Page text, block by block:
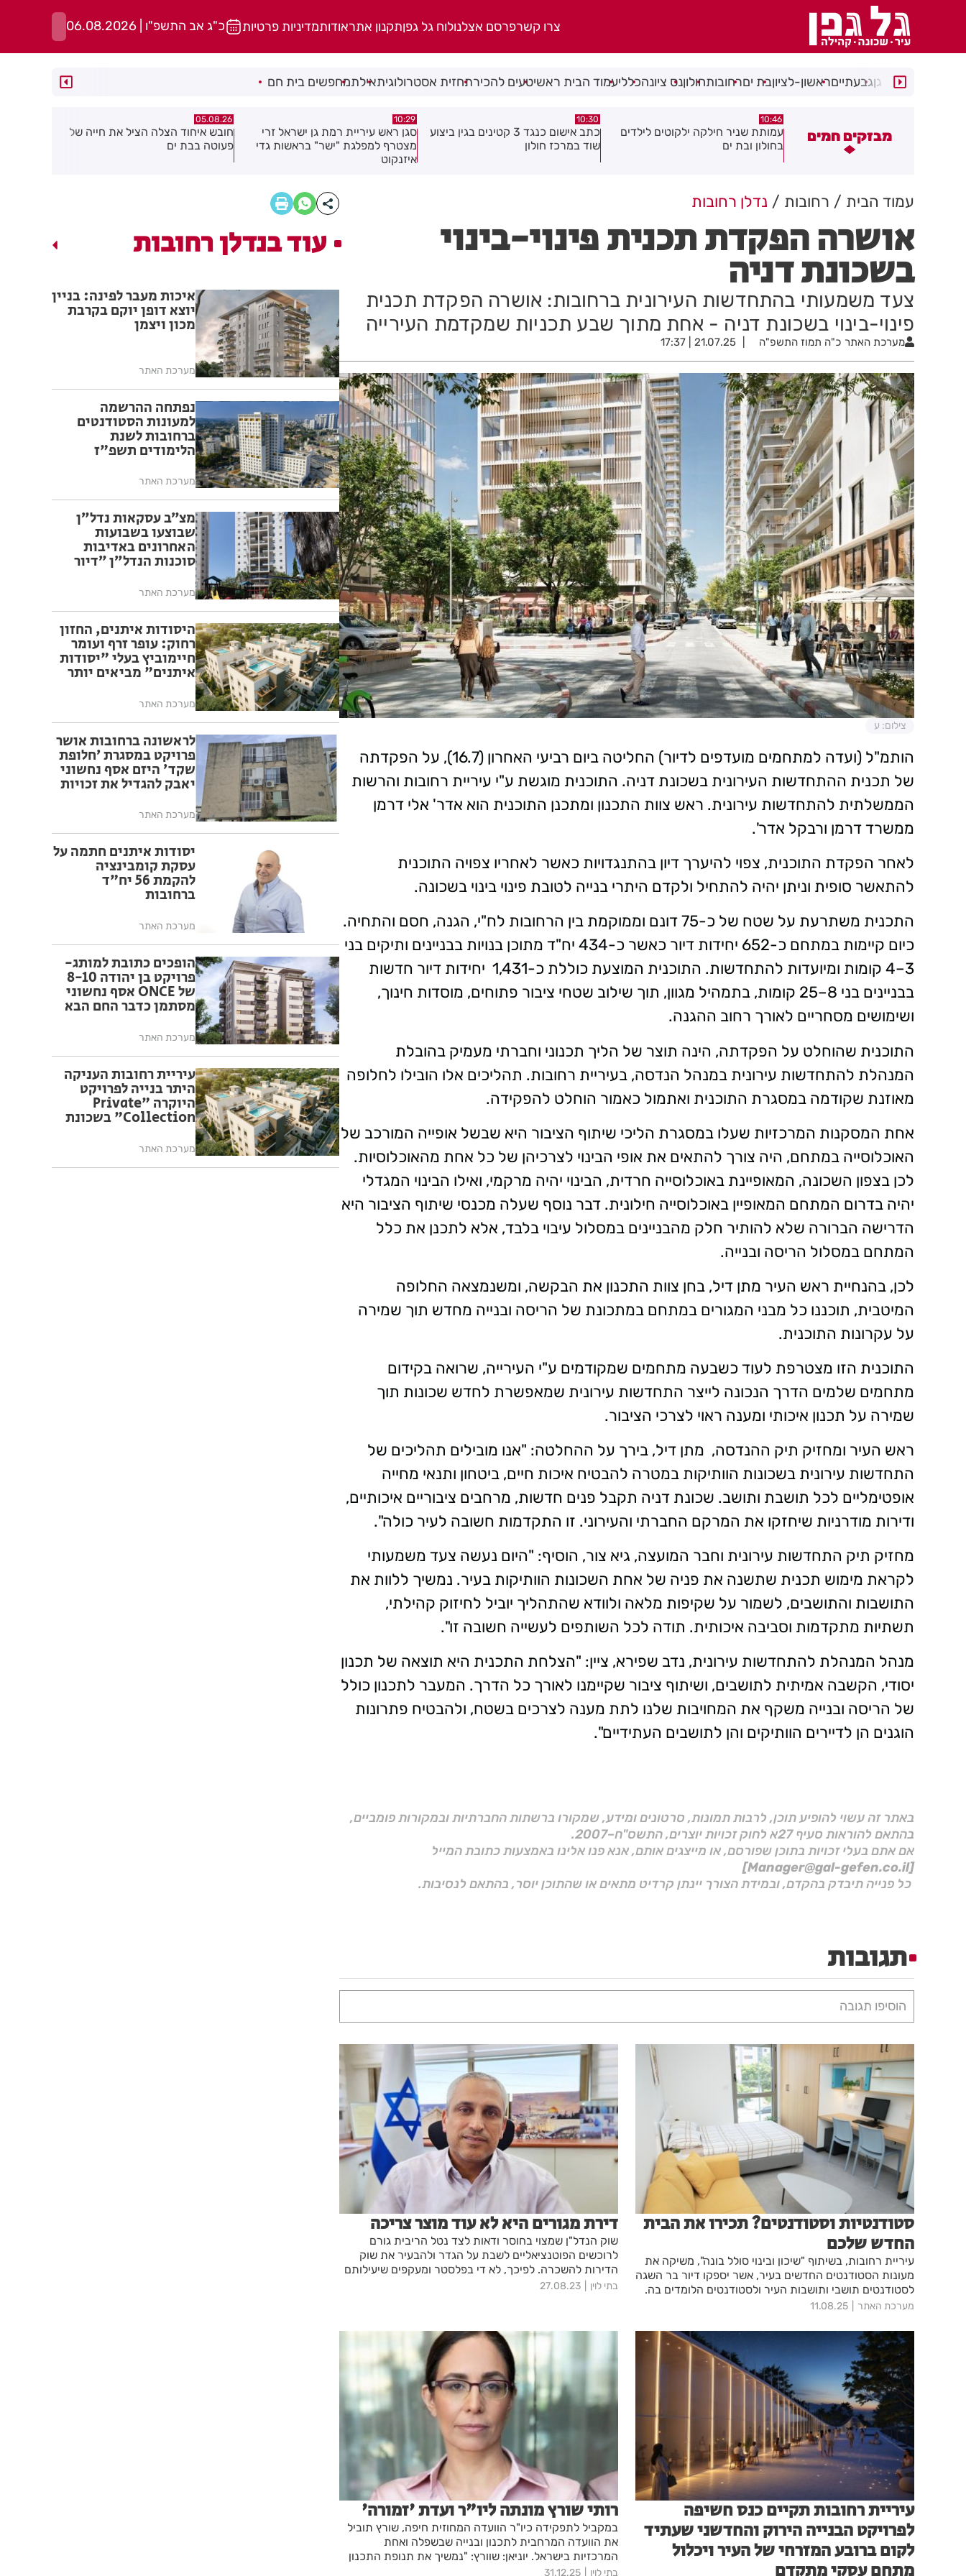
צרו קשרפרסם אצלנולוח גל גפןתקנון אתראודותמדיניות פרטיות כ"ג אב התשפ"ו | 06.08.2026
רמת גןגבעתייםראשון-לציוןבת יםרחובותחולוןנס ציונהכלליעמוד הבית ראשיטעים להכירתחזית אסטרולוגיתאילתמחפשים בית חם
מבזקים חמים
עמותת שניר חילקה ילקוטים לילדים
10:30
כתב אישום כנגד 3 קטינים בגין ביצוע
שוד במרכז חולון
10:29
סגן ראש עיריית רמת גן ישראל זרי
מצטרף למפלגת "ישר" בראשות גדי
05.08.26
חובש איחוד הצלה הציל את חייה של
פעוטה בבת ים
05.08.26
הוחרמה משאית שהשליכה פסולת
בניין בשטח העיר חולון
עמוד הבית רחובות נדלן רחובות
אושרה הפקדת תכנית פינוי-בינוי
בשכונת דניה
צעד משמעותי בהתחדשות העירונית ברחובות: אושרה הפקדת תכנית
פינוי-בינוי בשכונת דניה - אחת מתוך שבע תכניות שמקדמת העירייה
מערכת האתר כ"ה תמוז התשפ"ה 21.07.25 | 17:37
צילום: ע
הותמ"ל (ועדה למתחמים מועדפים לדיור) החליטה ביום רביעי האחרון (16.7), על הפקדתה
של תכנית ההתחדשות העירונית בשכונת דניה. התוכנית מוגשת ע"י עיריית רחובות והרשות
הממשלתית להתחדשות עירונית. ראש צוות התכנון ומתכנן התוכנית הוא אדר' אלי דרמן
ממשרד דרמן ורבקל אדר'.
לאחר הפקדת התוכנית, צפוי להיערך דיון בהתנגדויות כאשר לאחריו צפויה התוכנית
להתאשר סופית וניתן יהיה להתחיל ולקדם היתרי בנייה לטובת פינוי בינוי בשכונה.
התכנית משתרעת על שטח של כ-75 דונם וממוקמת בין הרחובות לח"י, הגנה, חסם והתחיה.
כיום קיימות במתחם כ-652 יחידות דיור כאשר כ-434 יח"ד מתוכן בנויות בבניינים ותיקים בני
3–4 קומות ומיועדות להתחדשות. התוכנית המוצעת כוללת כ-1,431 יחידות דיור חדשות
בבניינים בני 8–25 קומות, בתמהיל מגוון, תוך שילוב שטחי ציבור פתוחים, מוסדות חינוך,
ושימושים מסחריים לאורך רחוב ההגנה.
התוכנית שהוחלט על הפקדתה, הינה תוצר של הליך תכנוני וחברתי מעמיק בהובלת
המנהלת להתחדשות עירונית במנהל הנדסה, בעיריית רחובות. תהליכים אלו הובילו לחלופה
מאוזנת שקודמה במסגרת התוכנית ואתמול כאמור הוחלט להפקידה.
אחת המסקנות המרכזיות שעלו במסגרת הליכי שיתוף הציבור היא שבשל אופייה המורכב של
האוכלוסייה במתחם, היה צורך להתאים את אופי הבינוי לצרכיהן של כל אחת מהאוכלוסיות.
לכן בצפון השכונה, המאופיינת באוכלוסייה חרדית, הבינוי יהיה מרקמי, ואילו הבינוי המגדלי
יהיה בדרום המתחם המאופיין באוכלוסייה חילונית. דבר נוסף שעלה מכנסי שיתוף הציבור היא
הדרישה הברורה שלא להותיר חלק מהבניינים במסלול עיבוי בלבד, אלא לתכנן את כלל
המתחם במסלול הריסה ובנייה.
לכן, בהנחיית ראש העיר מתן דיל, בחן צוות התכנון את הבקשה, ומשנמצאה החלופה
המיטבית, תוכננו כל מבני המגורים במתחם במתכונת של הריסה ובנייה מחדש תוך שמירה
על עקרונות התוכנית.
התוכנית הזו מצטרפת לעוד כשבעה מתחמים שמקודמים ע"י העירייה, שרואה בקידום
מתחמים שלמים הדרך הנכונה לייצר התחדשות עירונית שמאפשרת לחדש שכונות תוך
שמירה על תכנון איכותי ומענה ראוי לצרכי הציבור.
ראש העיר ומחזיק תיק ההנדסה, מתן דיל, בירך על ההחלטה: "אנו מובילים תהליכים של
התחדשות עירונית בשכונות הוותיקות במטרה להבטיח איכות חיים, ביטחון ותנאי מחייה
אופטימליים לכל תושבת ותושב. שכונת דניה תקבל פנים חדשות, מרחבים ציבוריים איכותיים,
ודירות מודרניות שיחזקו את המרקם החברתי והעירוני. זו התקדמות חשובה לעיר כולה".
מחזיק תיק התחדשות עירונית וחבר המועצה, גיא צור, הוסיף: "היום נעשה צעד משמעותי
לקראת מימוש תכנית שתשנה את פניה של אחת השכונות הוותיקות בעיר. נמשיך ללוות את
התושבות והתושבים, לשמור על שקיפות מלאה ולוודא שהתהליך יוביל לחיזוק קהילתי,
תשתיות מתקדמות וסביבה איכותית. תודה לכל השותפים לעשייה חשובה זו".
מנהל המנהלת להתחדשות עירונית, נדב שפירא, ציין: "הצלחת התכנית היא תוצאה של תכנון
יסודי, הקשבה אמיתית לתושבים, ושיתוף ציבור שקיימנו לאורך כל הדרך. המעבר לתכנון כולל
של הריסה ובנייה משקף את המחויבות שלנו לתת מענה לצרכים בשטח, ולהבטיח פתרונות
הוגנים הן לדיירים הוותיקים והן לתושבים העתידיים".
באתר זה עשוי להופיע תוכן, לרבות תמונות, סרטונים ומידע, שמקורו ברשתות החברתיות ובמקורות פומביים,
בהתאם להוראות סעיף 27א לחוק זכויות יוצרים, התשס"ח–2007.
אם אתם בעלי זכויות בתוכן שפורסם, או מייצגים אותם, אנא פנו אלינו באמצעות כתובת המייל
[Manager@gal-gefen.co.il]
כל פנייה תיבדק בהקדם, ובמידת הצורך יינתן קרדיט מתאים או שהתוכן יוסר, בהתאם לנסיבות.
תגובות
הוסיפו תגובה
סטודנטיות וסטודנטים? תכירו את הבית
החדש שלכם
עיריית רחובות, בשיתוף "שיכון ובינוי סולל בונה", משיקה את
מעונות הסטודנטים החדשים בעיר, אשר יספקו דיור בר השגה
לסטודנטים תושבי ותושבות העיר ולסטודנטים הלומדים בה.
מערכת האתר 11.08.25
דירת מגורים היא לא עוד מוצר צריכה
שוק הנדל"ן שמצוי בחוסר ודאות לצד נטל הריבית גורם
לרוכשים הפוטנציאליים לשבת על הגדר ולהבעיר את שוק
הדירות להשכרה. לפיכך, לא די בפלסטר ומעקפים שיעילותם
זמנית וטובים לצינון השוק, אלא הפתרון טמון דווקא בטיפול
בתי לוין 27.08.23
עיריית רחובות תקיים כנס חשיפה
לפרויקט הבנייה הירוק והחדשני שעתיד
לקום ברובע המזרחי של העיר ויכלול
מתחם עסקי מתקדם
רותי שורץ מונתה ליו"ר ועדת 'זמורה'
במקביל לתפקידה כיו"ר הוועדה המחוזית חיפה, שורץ תוביל
את הוועדה המרחבית לתכנון ובנייה שבשפלה ואחת
המרכזיות בישראל. יוניאן: שוורץ: "נמשיך את תנופת התכנון
והמקצועיות שהוועדה הובילה בצמיחה ובפיתוח האזור"
בתי לוין 31.12.25
עוד בנדלן רחובות
איכות מעבר לפינה: בניין
יוצא דופן יוקם בקרבת
מכון ויצמן
מערכת האתר
נפתחה ההרשמה
למעונות הסטודנטים
ברחובות לשנת
הלימודים תשפ"ז
מערכת האתר
מצ״ב עסקאות נדל״ן
שבוצעו בשבועות
האחרונים באדיבות
סוכנות הנדל״ן ״דיור
מערכת האתר
היסודות איתנים, החזון
רחוק: עופר זרף ועומר
חיימוביץ בעלי "יסודות
איתנים" מביאים יותר
נדל"נית וגב בורסאי
מערכת האתר
לראשונה ברחובות אושר
פרויקט במסגרת ׳חלופת
שקד׳ היזם אסף נחשוני
יאבק להגדיל את זכויות
מערכת האתר
יסודות איתנים חתמה על
עסקת קומבינציה
להקמת 56 יח"ד
ברחובות
מערכת האתר
הופכים כתובת למותג-
פרויקט בן יהודה 8-10
של ONCE אסף נחשוני
מסתמן כדבר החם הבא
מערכת האתר
עיריית רחובות העניקה
היתר בנייה לפרויקט
היוקרה "Private
Collection" בשכונת
מערכת האתר